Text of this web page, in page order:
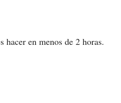
hacer en menos de 2 horas.